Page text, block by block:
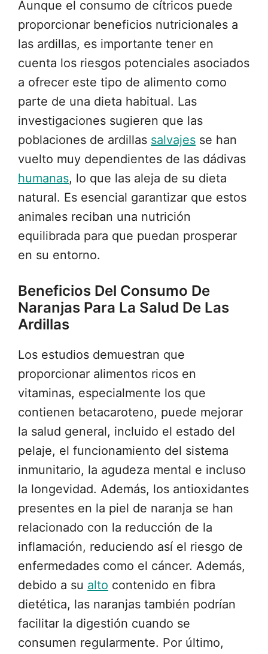
Aunque el consumo de cítricos puede
proporcionar beneficios nutricionales a
las ardillas, es importante tener en
cuenta los riesgos potenciales asociados
a ofrecer este tipo de alimento como
parte de una dieta habitual. Las
investigaciones sugieren que las
poblaciones de ardillas salvajes se han
vuelto muy dependientes de las dádivas
humanas, lo que las aleja de su dieta
natural. Es esencial garantizar que estos
animales reciban una nutrición
equilibrada para que puedan prosperar
en su entorno.
Beneficios Del Consumo De
Naranjas Para La Salud De Las
Ardillas
Los estudios demuestran que
proporcionar alimentos ricos en
vitaminas, especialmente los que
contienen betacaroteno, puede mejorar
la salud general, incluido el estado del
pelaje, el funcionamiento del sistema
inmunitario, la agudeza mental e incluso
la longevidad. Además, los antioxidantes
presentes en la piel de naranja se han
relacionado con la reducción de la
inflamación, reduciendo así el riesgo de
enfermedades como el cáncer. Además,
debido a su alto contenido en fibra
dietética, las naranjas también podrían
facilitar la digestión cuando se
consumen regularmente. Por último,